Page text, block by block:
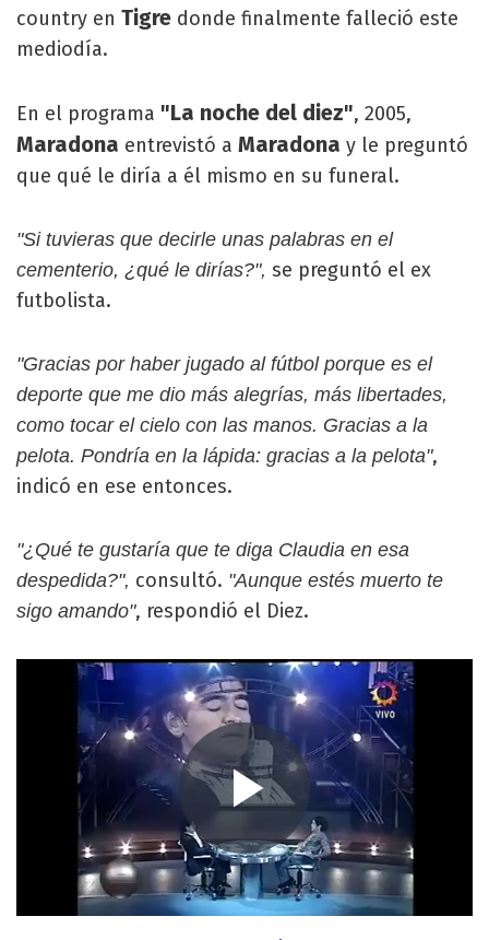
country en Tigre donde finalmente falleció este
mediodía.
En el programa "La noche del diez", 2005,
Maradona entrevistó a Maradona y le preguntó
que qué le diría a él mismo en su funeral.
"Si tuvieras que decirle unas palabras en el
cementerio, ¿qué le dirías?", se preguntó el ex
futbolista.
"Gracias por haber jugado al fútbol porque es el
deporte que me dio más alegrías, más libertades,
como tocar el cielo con las manos. Gracias a la
pelota. Pondría en la lápida: gracias a la pelota",
indicó en ese entonces.
"¿Qué te gustaría que te diga Claudia en esa
despedida?", consultó. "Aunque estés muerto te
sigo amando", respondió el Diez.